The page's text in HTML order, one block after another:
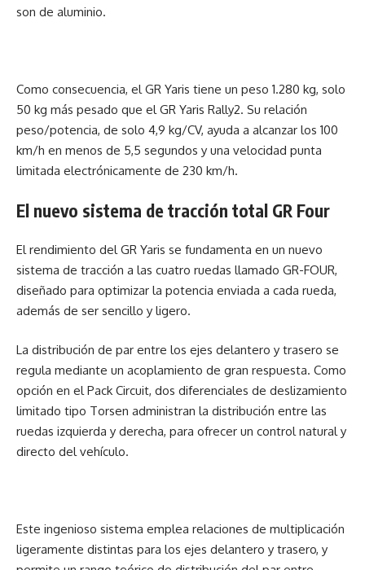
son de aluminio.
Como consecuencia, el GR Yaris tiene un peso 1.280 kg, solo
50 kg más pesado que el GR Yaris Rally2. Su relación
peso/potencia, de solo 4,9 kg/CV, ayuda a alcanzar los 100
km/h en menos de 5,5 segundos y una velocidad punta
limitada electrónicamente de 230 km/h.
El nuevo sistema de tracción total GR Four
El rendimiento del GR Yaris se fundamenta en un nuevo
sistema de tracción a las cuatro ruedas llamado GR-FOUR,
diseñado para optimizar la potencia enviada a cada rueda,
además de ser sencillo y ligero.
La distribución de par entre los ejes delantero y trasero se
regula mediante un acoplamiento de gran respuesta. Como
opción en el Pack Circuit, dos diferenciales de deslizamiento
limitado tipo Torsen administran la distribución entre las
ruedas izquierda y derecha, para ofrecer un control natural y
directo del vehículo.
Este ingenioso sistema emplea relaciones de multiplicación
ligeramente distintas para los ejes delantero y trasero, y